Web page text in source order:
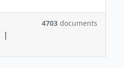
4703 documents
|